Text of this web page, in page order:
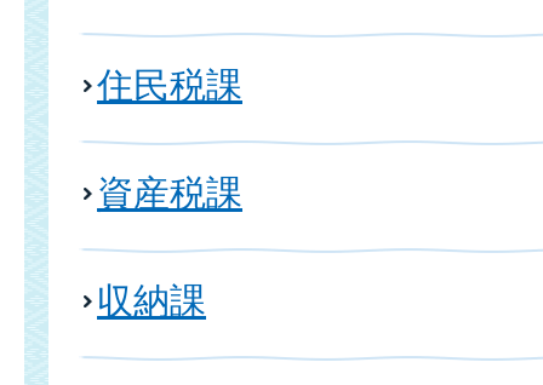
住民税課
資産税課
収納課